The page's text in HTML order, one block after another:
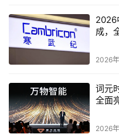
全球竞速：
中国军团主导创新话语权
视频生成模型已成为全
显示，中国企业正在改
本土企业独占七席，前五
2026
成，
2026
词元
全面
2026